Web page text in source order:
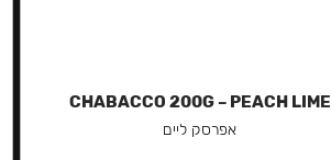
CHABACCO 200G – PEACH LIME
אפרסק ליים